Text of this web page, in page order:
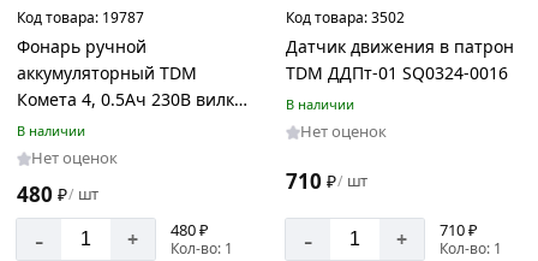
Код товара: 19787
Фонарь ручной
аккумуляторный TDM
Комета 4, 0.5Ач 230В вилка,
SQ0350-0042
В наличии
Нет оценок
480 ₽/ шт
- + 480 ₽
Кол-во: 1
Код товара:3502
Датчик движения в патрон
TDM ДДПт-01 SQ0324-0016
В наличии
Нет оценок
710 ₽/ шт
- + 710 ₽
Кол-во: 1